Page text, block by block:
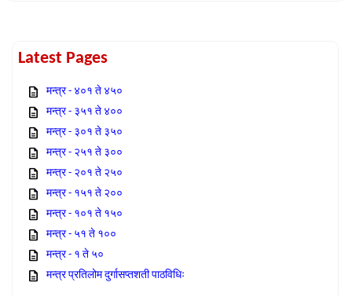
Latest Pages
मन्त्र - ४०१ ते ४५०
मन्त्र - ३५१ ते ४००
मन्त्र - ३०१ ते ३५०
मन्त्र - २५१ ते ३००
मन्त्र - २०१ ते २५०
मन्त्र - १५१ ते २००
मन्त्र - १०१ ते १५०
मन्त्र - ५१ ते १००
मन्त्र - १ ते ५०
मन्त्र प्रतिलोम दुर्गासप्तशती पाठविधिः